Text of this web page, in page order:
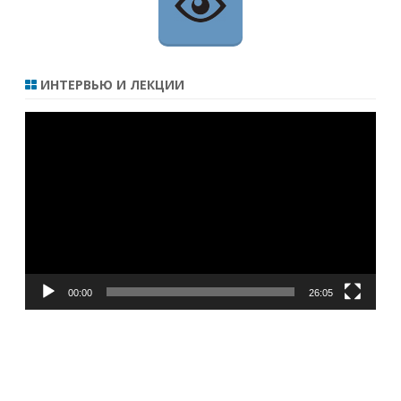
ИНТЕРВЬЮ И ЛЕКЦИИ
Видеоплеер
00:00 26:05